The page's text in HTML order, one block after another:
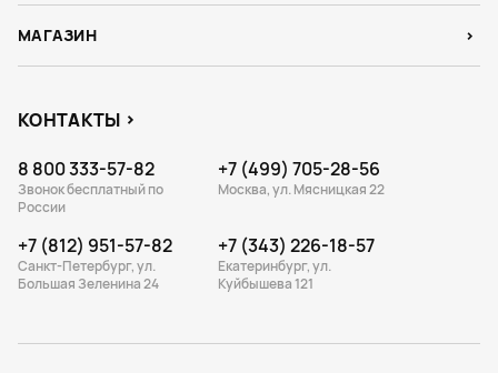
МАГАЗИН
КОНТАКТЫ
8 800 333-57-82
Звонок бесплатный по
России
+7 (499) 705-28-56
Москва, ул. Мясницкая 22
+7 (812) 951-57-82
Санкт-Петербург, ул.
Большая Зеленина 24
+7 (343) 226-18-57
Екатеринбург, ул.
Куйбышева 121